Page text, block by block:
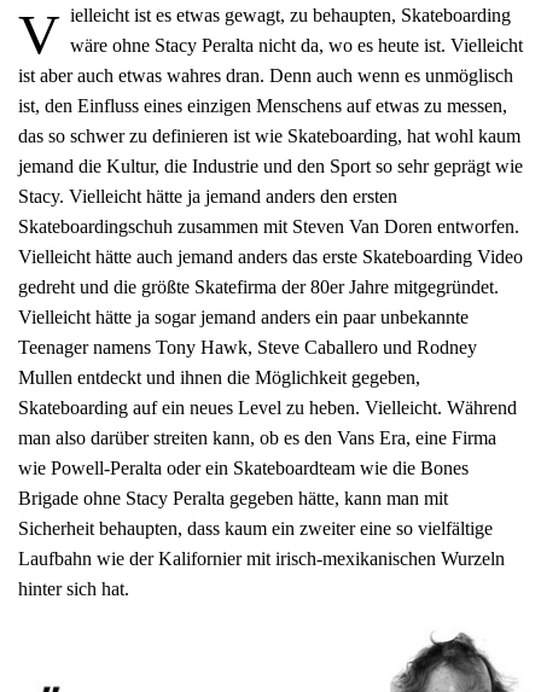
V ielleicht ist es etwas gewagt, zu behaupten, Skateboarding
wäre ohne Stacy Peralta nicht da, wo es heute ist. Vielleicht
ist aber auch etwas wahres dran. Denn auch wenn es unmöglisch
ist, den Einfluss eines einzigen Menschens auf etwas zu messen,
das so schwer zu definieren ist wie Skateboarding, hat wohl kaum
jemand die Kultur, die Industrie und den Sport so sehr geprägt wie
Stacy. Vielleicht hätte ja jemand anders den ersten
Skateboardingschuh zusammen mit Steven Van Doren entworfen.
Vielleicht hätte auch jemand anders das erste Skateboarding Video
gedreht und die größte Skatefirma der 80er Jahre mitgegründet.
Vielleicht hätte ja sogar jemand anders ein paar unbekannte
Teenager namens Tony Hawk, Steve Caballero und Rodney
Mullen entdeckt und ihnen die Möglichkeit gegeben,
Skateboarding auf ein neues Level zu heben. Vielleicht. Während
man also darüber streiten kann, ob es den Vans Era, eine Firma
wie Powell-Peralta oder ein Skateboardteam wie die Bones
Brigade ohne Stacy Peralta gegeben hätte, kann man mit
Sicherheit behaupten, dass kaum ein zweiter eine so vielfältige
Laufbahn wie der Kalifornier mit irisch-mexikanischen Wurzeln
hinter sich hat.